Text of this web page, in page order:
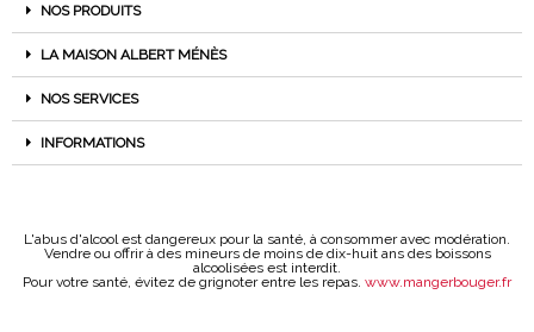
NOS PRODUITS
LA MAISON ALBERT MÉNÈS
NOS SERVICES
INFORMATIONS
L'abus d'alcool est dangereux pour la santé, à consommer avec modération.
Vendre ou offrir à des mineurs de moins de dix-huit ans des boissons
alcoolisées est interdit.
Pour votre santé, évitez de grignoter entre les repas. www.mangerbouger.fr